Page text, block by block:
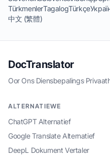
TürkmenlerTagalogTürkçe
中文 (繁體)
DocTranslator
Oor Ons·Diensbepalings·
ALTERNATIEWE
ChatGPT Alternatief
Google Translate Alternatief
DeepL Dokument Vertaler